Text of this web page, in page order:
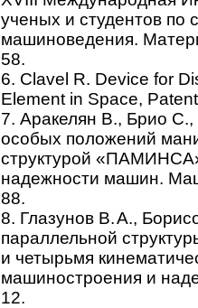
ученых и студентов
машиноведения.
58.
6. Clavel R. Device for
Element in Space,
7. Аракелян В., Брио
особых положений
структурой
надежности машин.
88.
8. Глазунов В. А.,
параллельной
и четырьмя
машиностроения и
12.